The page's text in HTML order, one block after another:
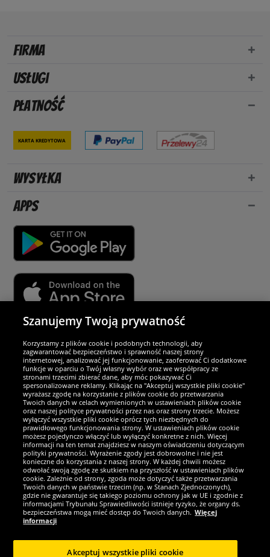
Firma
Usługi
Płatność
Karta kredytowa
Wysyłka
Apps
Partnerzy i bezpieczeństwo
Jesteśmy wyjątkowi
Zostań fanem SportRabat!
Szanujemy Twoją prywatność
Korzystamy z plików cookie i podobnych technologii, aby
zagwarantować bezpieczeństwo i sprawność naszej strony
internetowej, analizować jej funkcjonowanie, zaoferować Ci dodatkowe
funkcje w oparciu o Twój własny wybór oraz we współpracy ze
stronami trzecimi zbierać dane, aby móc pokazywać Ci
spersonalizowane reklamy. Klikając na "Akceptuj wszystkie pliki cookie"
wyrażasz zgodę na korzystanie z plików cookie do przetwarzania
Twoich danych w celach wymienionych w ustawieniach plików cookie
oraz naszej polityce prywatności przez nas oraz strony trzecie. Możesz
wyłączyć wszystkie pliki cookie oprócz tych niezbędnych do
prawidłowego funkcjonowania strony. W ustawieniach plików cookie
możesz pojedynczo włączyć lub wyłączyć konkretne z nich. Więcej
informacji na ten temat znajdziesz w naszym oświadczeniu dotyczącym
polityki prywatności. Wyrażenie zgody jest dobrowolne i nie jest
konieczne do korzystania z naszej strony. W każdej chwili możesz
odwołać swoją zgodę ze skutkiem na przyszłość w ustawieniach plików
cookie. Zależnie od strony, zgoda może dotyczyć także przetwarzania
Twoich danych w państwie trzecim (np. w Stanach Zjednoczonych),
gdzie nie gwarantuje się takiego poziomu ochrony jak w UE i zgodnie z
informacjami Trybunału Sprawiedliwości istnieje ryzyko, że organy ds.
bezpieczeństwa mogą mieć dostęp do Twoich danych. Więcej
informacji
Akceptuj wszystkie pliki cookie